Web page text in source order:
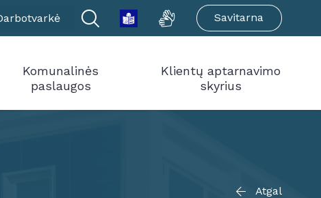
Savitarna
Komunalinės
paslaugos
Klientų aptarnavimo
skyrius
Atgal